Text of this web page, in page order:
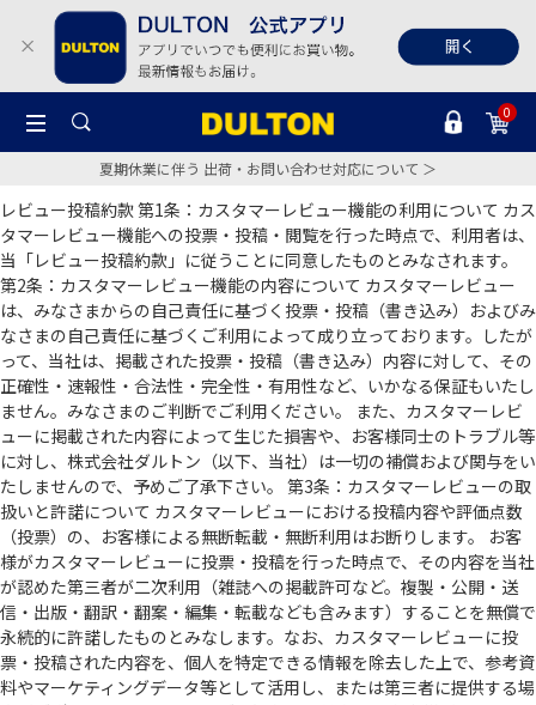
0
夏期休業に伴う 出荷・お問い合わせ対応について ＞
レビュー投稿約款 第1条：カスタマーレビュー機能の利用について カス
タマーレビュー機能への投票・投稿・閲覧を行った時点で、利用者は、
当「レビュー投稿約款」に従うことに同意したものとみなされます。
第2条：カスタマーレビュー機能の内容について カスタマーレビュー
は、みなさまからの自己責任に基づく投票・投稿（書き込み）およびみ
なさまの自己責任に基づくご利用によって成り立っております。したが
って、当社は、掲載された投票・投稿（書き込み）内容に対して、その
正確性・速報性・合法性・完全性・有用性など、いかなる保証もいたし
ません。みなさまのご判断でご利用ください。 また、カスタマーレビ
ューに掲載された内容によって生じた損害や、お客様同士のトラブル等
に対し、株式会社ダルトン（以下、当社）は一切の補償および関与をい
たしませんので、予めご了承下さい。 第3条：カスタマーレビューの取
扱いと許諾について カスタマーレビューにおける投稿内容や評価点数
（投票）の、お客様による無断転載・無断利用はお断りします。 お客
様がカスタマーレビューに投票・投稿を行った時点で、その内容を当社
が認めた第三者が二次利用（雑誌への掲載許可など。複製・公開・送
信・出版・翻訳・翻案・編集・転載なども含みます）することを無償で
永続的に許諾したものとみなします。なお、カスタマーレビューに投
票・投稿された内容を、個人を特定できる情報を除去した上で、参考資
料やマーケティングデータ等として活用し、または第三者に提供する場